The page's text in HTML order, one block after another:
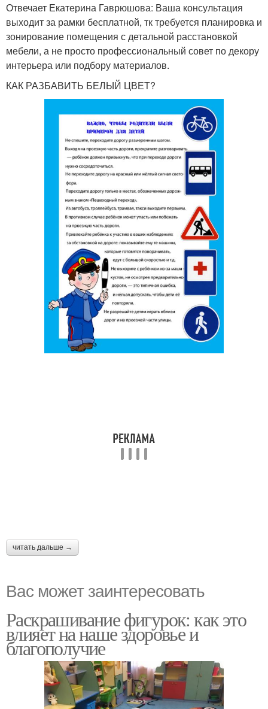
Отвечает Екатерина Гаврюшова: Ваша консультация
выходит за рамки бесплатной, тк требуется планировка и
зонирование помещения с детальной расстановкой
мебели, а не просто профессиональный совет по декору
интерьера или подбору материалов.
КАК РАЗБАВИТЬ БЕЛЫЙ ЦВЕТ?
читать дальше →
Вас может заинтересовать
Раскрашивание фигурок: как это
влияет на наше здоровье и
благополучие